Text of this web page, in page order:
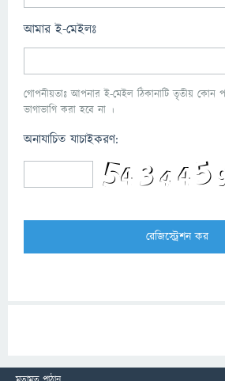
আমার ই-মেইলঃ
গোপনীয়তাঃ আপনার ই-মেইল ঠিকানাটি তৃতীয় কোন
ভাগাভাগি করা হবে না ।
অনাযাচিত যাচাইকরণ: